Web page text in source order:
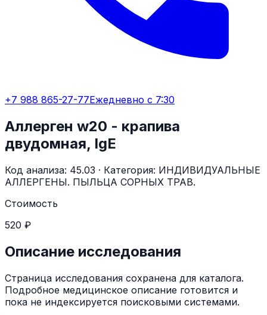
+7 988 865-27-77Ежедневно с 7:30
Аллерген w20 - крапива
двудомная, IgE
Код анализа: 45.03 · Категория: ИНДИВИДУАЛЬНЫЕ
АЛЛЕРГЕНЫ. ПЫЛЬЦА СОРНЫХ ТРАВ.
Стоимость
520 ₽
Описание исследования
Страница исследования сохранена для каталога.
Подробное медицинское описание готовится и
пока не индексируется поисковыми системами.